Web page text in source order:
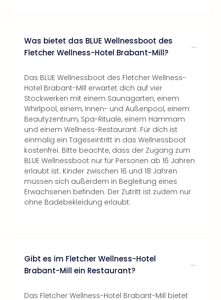
Was bietet das BLUE Wellnessboot des
Fletcher Wellness-Hotel Brabant-Mill?
Das BLUE Wellnessboot des Fletcher Wellness-
Hotel Brabant-Mill erwartet dich auf vier
Stockwerken mit einem Saunagarten, einem
Whirlpool, einem, Innen- und Außenpool, einem
Beautyzentrum, Spa-Rituale, einem Hammam
und einem Wellness-Restaurant. Für dich ist
einmalig ein Tageseintritt in das Wellnessboot
kostenfrei. Bitte beachte, dass der Zugang zum
BLUE Wellnessboot nur für Personen ab 16 Jahren
erlaubt ist. Kinder zwischen 16 und 18 Jahren
müssen sich außerdem in Begleitung eines
Erwachsenen befinden. Der Zutritt ist zudem nur
ohne Badebekleidung erlaubt.
Gibt es im Fletcher Wellness-Hotel
Brabant-Mill ein Restaurant?
Das Fletcher Wellness-Hotel Brabant-Mill bietet